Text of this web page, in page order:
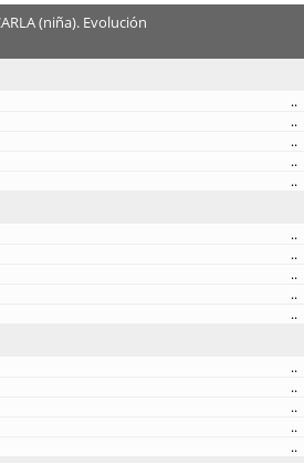
(niña). Evolución
..
..
..
..
..
..
..
..
..
..
..
..
..
..
..